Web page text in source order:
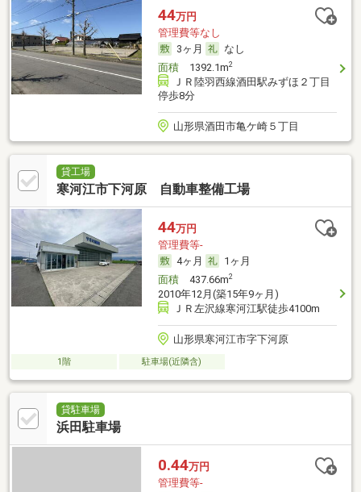
44万円
管理費等なし
3ヶ月
なし
面積1392.1m2
ＪＲ陸羽西線酒田駅みずほ２丁目
停歩8分
山形県酒田市亀ケ崎５丁目
貸工場
寒河江市下河原 自動車整備工場
44万円
管理費等-
4ヶ月
1ヶ月
面積437.66m2
2010年12月(築15年9ヶ月)
ＪＲ左沢線寒河江駅徒歩4100m
山形県寒河江市字下河原
1階 駐車場(近隣含)
貸駐車場
浜田駐車場
0.44万円
管理費等-